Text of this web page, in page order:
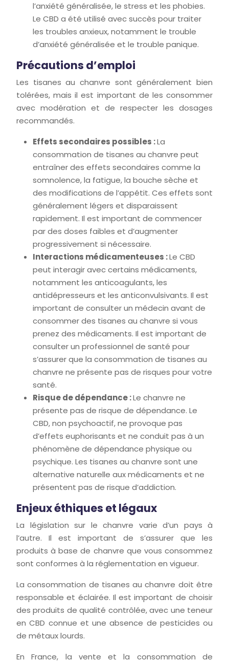
l’anxiété généralisée, le stress et les phobies.
Le CBD a été utilisé avec succès pour traiter
les troubles anxieux, notamment le trouble
d’anxiété généralisée et le trouble panique.
Précautions d’emploi
Les tisanes au chanvre sont généralement bien
tolérées, mais il est important de les consommer
avec modération et de respecter les dosages
recommandés.
Effets secondaires possibles :La
consommation de tisanes au chanvre peut
entraîner des effets secondaires comme la
somnolence, la fatigue, la bouche sèche et
des modifications de l’appétit. Ces effets sont
généralement légers et disparaissent
rapidement. Il est important de commencer
par des doses faibles et d’augmenter
progressivement si nécessaire.
Interactions médicamenteuses :Le CBD
peut interagir avec certains médicaments,
notamment les anticoagulants, les
antidépresseurs et les anticonvulsivants. Il est
important de consulter un médecin avant de
consommer des tisanes au chanvre si vous
prenez des médicaments. Il est important de
consulter un professionnel de santé pour
s’assurer que la consommation de tisanes au
chanvre ne présente pas de risques pour votre
santé.
Risque de dépendance :Le chanvre ne
présente pas de risque de dépendance. Le
CBD, non psychoactif, ne provoque pas
d’effets euphorisants et ne conduit pas à un
phénomène de dépendance physique ou
psychique. Les tisanes au chanvre sont une
alternative naturelle aux médicaments et ne
présentent pas de risque d’addiction.
Enjeux éthiques et légaux
La législation sur le chanvre varie d’un pays à
l’autre. Il est important de s’assurer que les
produits à base de chanvre que vous consommez
sont conformes à la réglementation en vigueur.
La consommation de tisanes au chanvre doit être
responsable et éclairée. Il est important de choisir
des produits de qualité contrôlée, avec une teneur
en CBD connue et une absence de pesticides ou
de métaux lourds.
En France, la vente et la consommation de